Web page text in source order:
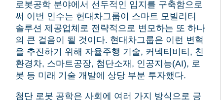
로봇공학 분야에서 선두적인 입지를 구축함으로
써 이번 인수는 현대차그룹이 스마트 모빌리티
솔루션 제공업체로 전략적으로 변모하는 또 하나
의 큰 걸음이 될 것이다. 현대차그룹은 이런 변혁
을 추진하기 위해 자율주행 기술, 커넥티비티, 친
환경차, 스마트공장, 첨단소재, 인공지능(AI), 로
봇 등 미래 기술 개발에 상당 부분 투자했다.
첨단 로봇 공학은 사회에 여러 가지 방식으로 긍